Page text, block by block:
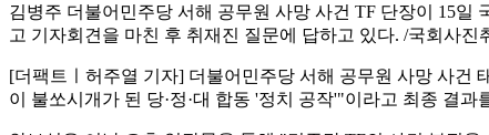
김병주 더불어민주당 서해 공무원 사망 사건 TF 단장이 15일
고 기자회견을 마친 후 취재진 질문에 답하고 있다. /국회사진
[더팩트ㅣ허주열 기자] 더불어민주당 서해 공무원 사망 사건
이 불쏘시개가 된 당·정·대 합동 '정치 공작'"이라고 최종 결